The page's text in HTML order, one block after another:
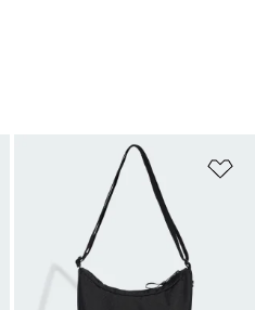
Adicionar à Lista de Desejos